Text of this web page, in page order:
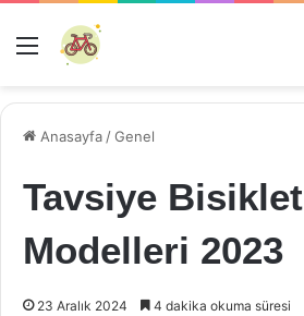
Menü
Anasayfa /Genel
Tavsiye Bisiklet
Modelleri 2023
23 Aralık 2024 4 dakika okuma süresi